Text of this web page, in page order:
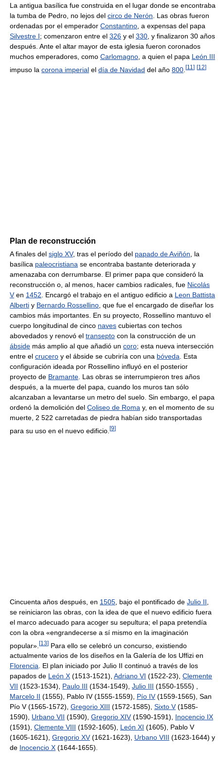
La antigua basílica fue construida en el lugar donde se encontraba
la tumba de Pedro, no lejos del circo de Nerón. Las obras fueron
ordenadas por el emperador Constantino, a expensas del papa
Silvestre I; comenzaron entre el 326 y el 330, y finalizaron 30 años
después. Ante el altar mayor de esta iglesia fueron coronados
muchos emperadores, como Carlomagno, a quien el papa León III
impuso la corona imperial el día de Navidad del año 800 [11 ] [12]
Plan de reconstrucción
A finales del siglo XV, tras el período del papado de Aviñón , la
basílica paleocristiana se encontraba bastante deteriorada y
amenazaba con derrumbarse. El primer papa que consideró la
reconstrucción o, al menos, hacer cambios radicales, fue Nicolás
Ven 1452 . Encargó el trabajo en el antiguo edificio a Leon Battista
Alberti y Bernardo Rossellino , que fue el encargado de diseñar los
cambios más importantes. En su proyecto, Rossellino mantuvo el
cuerpo longitudinal de cinco naves cubiertas con techos
abovedados y renovó el transepto con la construcción de un
ábside más amplio al que añadió un coro; esta nueva intersección
entre el crucero y el ábside se cubriría con una bóveda . Esta
configuración ideada por Rossellino influyó en el posterior
proyecto de Bramante . Las obras se interrumpieron tres años
después, a la muerte del papa, cuando los muros tan sólo
alcanzaban a levantarse un metro del suelo. Sin embargo, el papa
ordenó la demolición del Coliseo de Roma y, en el momento de su
muerte, 2 522 carretadas de piedra habían sido transportadas
para su uso en el nuevo edificio. [9]
Cincuenta años después, en 1505 , bajo el pontificado de Julio II
se reiniciaron las obras, con la idea de que el nuevo edificio fuera
el marco adecuado para acoger su sepultura; el papa pretendía
con la obra «engrandecerse a sí mismo en la imaginación
popular». [13] Para ello se celebró un concurso, existiendo
actualmente varios de los diseños en la Galería de los Uffizi en
Florencia. El plan iniciado por Julio II continuó a través de los
papados de León X (1513-1521), Adriano VI (1522-23), Clemente
VII (1523-1534), Paulo III (1534-1549), Julio III (1550-1555) ,
Marcelo II (1555), Pablo IV (1555-1559), Pío IV(1559-1565), San
Pío V (1565-1572), Gregorio XIII (1572-1585), Sixto V(1585-
1590), Urbano VII (1590), Gregorio XIV(1590-1591), Inocencio IX
(1591), Clemente VIII (1592-1605), León XI (1605), Pablo V
(1605-1621), Gregorio XV(1621-1623), Urbano VIII (1623-1644) y
de Inocencio X (1644-1655).